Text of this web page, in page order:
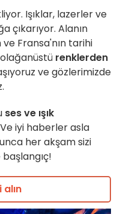
Işıklar, lazerler ve
çıkarıyor. Alanın
ve Fransa'nın tarihi
renklerden
ve gözlerimizde
ses ve ışık
Ve iyi haberler asla
her akşam sizi